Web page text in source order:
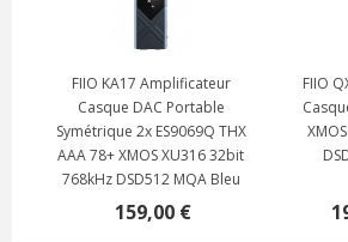
FIIO KA17 Amplificateur
Casque DAC Portable
Symétrique 2x ES9069Q THX
AAA 78+ XMOS XU316 32bit
768kHz DSD512 MQA Bleu
159,00 €
FIIO